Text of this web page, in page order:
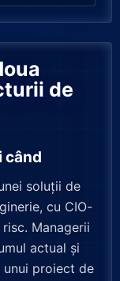
de
când
soluții de
cu CIO-
Managerii
actual și
proiect de